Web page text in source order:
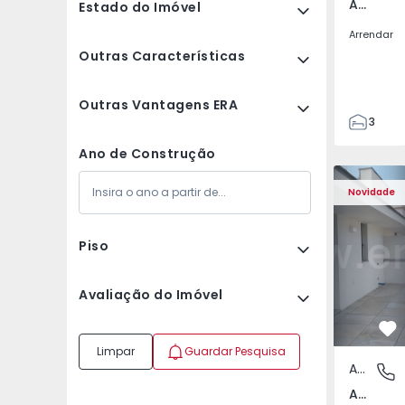
Estado do Imóvel
Outras Características
Outras Vantagens ERA
Ano de Construção
Piso
Avaliação do Imóvel
Limpar Guardar Pesquisa
Av. Boavista, Porto
Arrendar
3
132
142
2
Novidade
Apartamento T2
Av.
Apartamento
Av. Boavista, Porto